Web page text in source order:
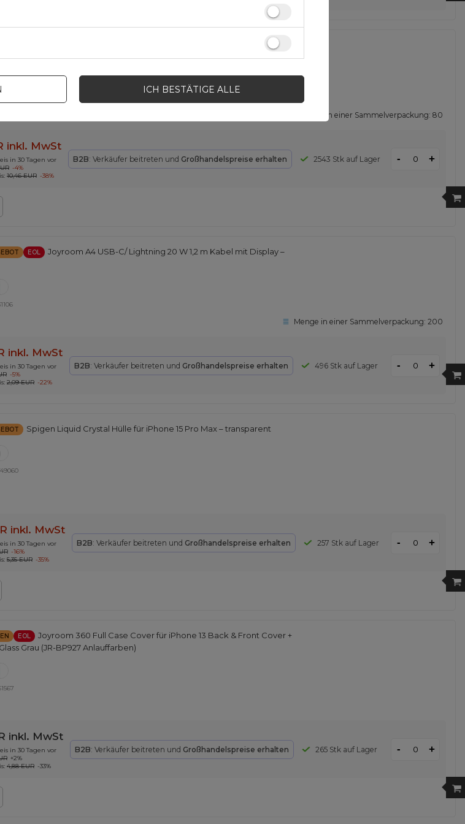
Baseus Super Si 1C Schnellladegerät USB Typ C 20 W Power
(CCSUP-B01)
Menge in einer Sammelverpackung: 80
inkl. MwSt
in 30 Tagen vor
-4%
10,46 EUR -38%
B2B: Verkäufer beitreten und Großhandelspreise erhalten 2543 Stk auf Lager - +
EOL
Joyroom A4 USB-C/ Lightning 20 W 1,2 m Kabel mit Display –
Menge in einer Sammelverpackung: 200
inkl. MwSt
in 30 Tagen vor
-5%
2,09 EUR -22%
B2B: Verkäufer beitreten und Großhandelspreise erhalten 496 Stk auf Lager - +
Spigen Liquid Crystal Hülle für iPhone 15 Pro Max – transparent
inkl. MwSt
in 30 Tagen vor
-16%
5,35 EUR -35%
B2B: Verkäufer beitreten und Großhandelspreise erhalten 257 Stk auf Lager - +
EOL
Joyroom 360 Full Case Cover für iPhone 13 Back & Front Cover +
Grau (JR-BP927 Anlauffarben)
inkl. MwSt
in 30 Tagen vor
+2%
4,88 EUR -33%
B2B: Verkäufer beitreten und Großhandelspreise erhalten 265 Stk auf Lager - +
ICH BESTÄTIGE ALLE